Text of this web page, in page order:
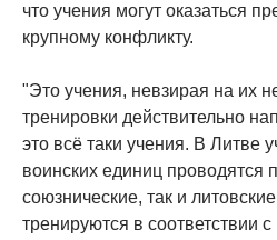
что учения могут оказаться
крупному конфликту.
"Это учения, невзирая на их
тренировки действительно
это всё таки учения. В Литве
воинских единиц проводятся
союзнические, так и
тренируются в